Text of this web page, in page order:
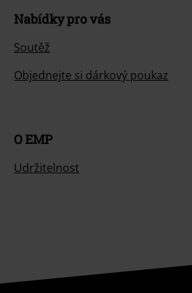
Nabídky pro vás
Soutěž
Objednejte si dárkový poukaz
O EMP
Udržitelnost